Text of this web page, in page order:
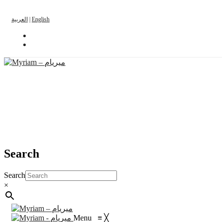
العربية English
Search
Search
×
Menu ≡ ╳